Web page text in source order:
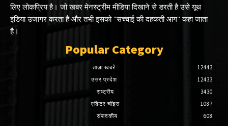
लिए लोकप्रिय है। जो खबर मेनस्ट्रीम मीडिया दिखाने से डरती है उसे यूथ
इंडिया उजागर करता है और तभी इसको "सच्चाई की दहकती आग" कहा जाता
है।
Popular Category
ताज़ा खबरें
12443
उत्तर प्रदेश
12433
राष्ट्रीय
3430
एडिटर चॉइस
1087
संपादकीय
608